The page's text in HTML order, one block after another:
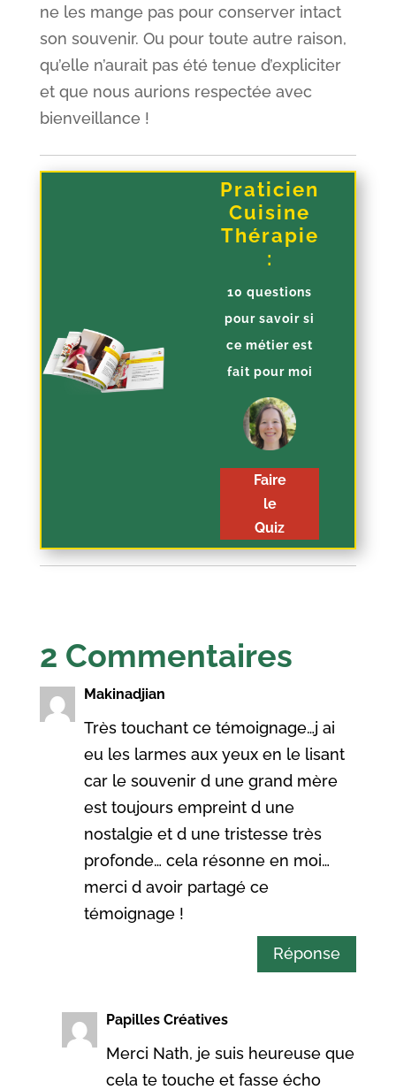
ne les mange pas pour conserver intact
son souvenir. Ou pour toute autre raison,
qu’elle n’aurait pas été tenue d’expliciter
et que nous aurions respectée avec
bienveillance !
Praticien
Cuisine
Thérapie
:
10 questions
pour savoir si
ce métier est
fait pour moi
Faire
le
Quiz
2 Commentaires
Makinadjian
Très touchant ce témoignage…j ai
eu les larmes aux yeux en le lisant
car le souvenir d une grand mère
est toujours empreint d une
nostalgie et d une tristesse très
profonde… cela résonne en moi…
merci d avoir partagé ce
témoignage !
Réponse
Papilles Créatives
Merci Nath, je suis heureuse que
cela te touche et fasse écho